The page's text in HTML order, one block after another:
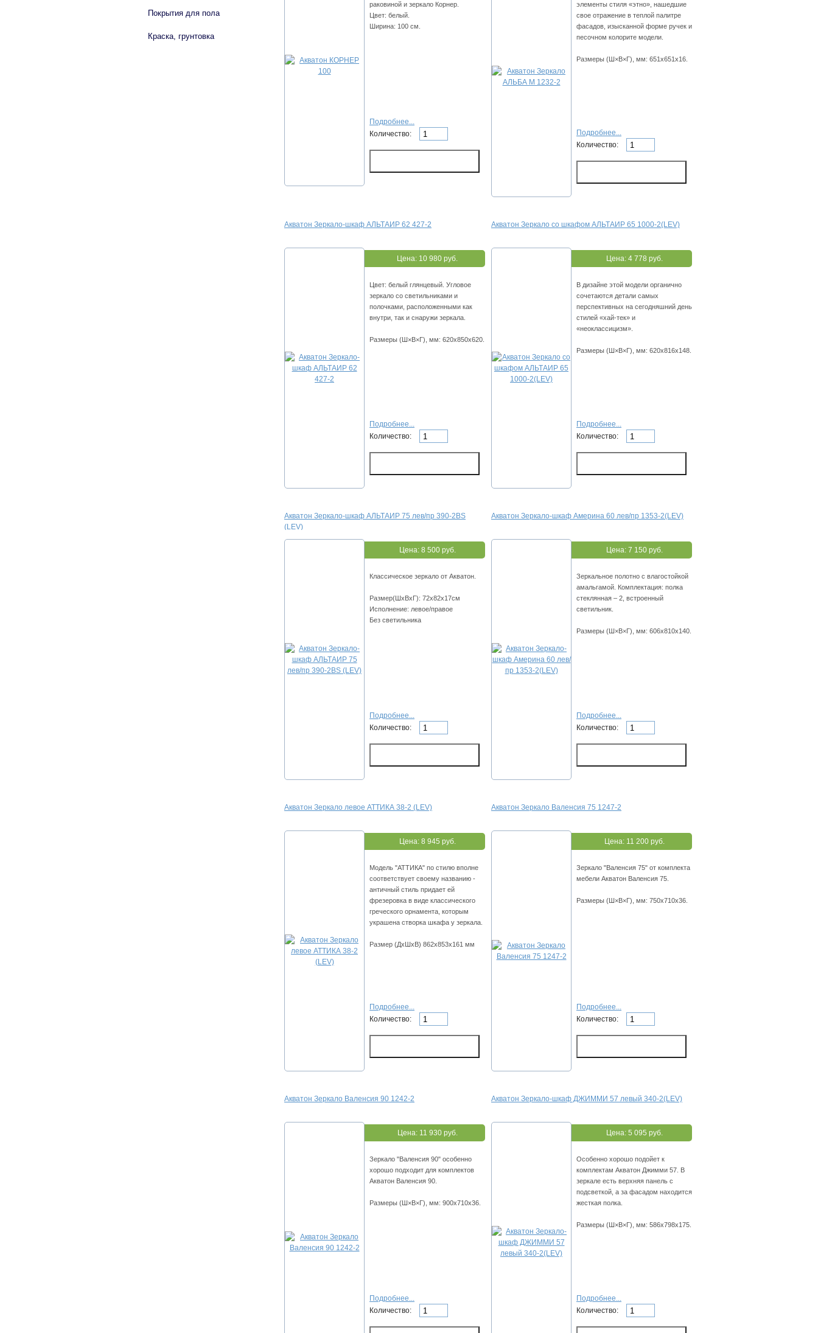
раковиной и зеркало Корнер.
Цвет: белый.
Ширина: 100 см.
Подробнее...
Количество:
элементы стиля «этно», нашедшие
свое отражение в теплой палитре
фасадов, изысканной форме ручек и
песочном колорите модели.
Размеры (Ш×В×Г), мм: 651x651x16.
Подробнее...
Количество:
Акватон Зеркало-шкаф АЛЬТАИР 62 427-2
Цена: 10 980 руб.
Цвет: белый глянцевый. Угловое
зеркало со светильниками и
полочками, расположенными как
внутри, так и снаружи зеркала.
Размеры (Ш×В×Г), мм: 620х850х620.
Подробнее...
Количество:
Акватон Зеркало со шкафом АЛЬТАИР 65 1000-2(LEV)
Цена: 4 778 руб.
В дизайне этой модели органично
сочетаются детали самых
перспективных на сегодняшний день
стилей «хай-тек» и
«неоклассицизм».
Размеры (Ш×В×Г), мм: 620х816х148.
Подробнее...
Количество:
Акватон Зеркало-шкаф АЛЬТАИР 75 лев/пр 390-2BS
(LEV)
Цена: 8 500 руб.
Классическое зеркало от Акватон.
Размер(ШхВхГ): 72х82х17см
Исполнение: левое/правое
Без светильника
Подробнее...
Количество:
Акватон Зеркало-шкаф Америна 60 лев/пр 1353-2(LEV)
Цена: 7 150 руб.
Зеркальное полотно с влагостойкой
амальгамой. Комплектация: полка
стеклянная – 2, встроенный
светильник.
Размеры (Ш×В×Г), мм: 606х810х140.
Подробнее...
Количество:
Акватон Зеркало левое АТТИКА 38-2 (LEV)
Цена: 8 945 руб.
Модель "АТТИКА" по стилю вполне
соответствует своему названию -
античный стиль придает ей
фрезеровка в виде классического
греческого орнамента, которым
украшена створка шкафа у зеркала.
Размер (ДхШхВ) 862х853х161 мм
Подробнее...
Количество:
Акватон Зеркало Валенсия 75 1247-2
Цена: 11 200 руб.
Зеркало "Валенсия 75" от комплекта
мебели Акватон Валенсия 75.
Размеры (Ш×В×Г), мм: 750х710х36.
Подробнее...
Количество:
Акватон Зеркало Валенсия 90 1242-2
Цена: 11 930 руб.
Зеркало "Валенсия 90" особенно
хорошо подходит для комплектов
Акватон Валенсия 90.
Размеры (Ш×В×Г), мм: 900x710x36.
Подробнее...
Количество:
Акватон Зеркало-шкаф ДЖИММИ 57 левый 340-2(LEV)
Цена: 5 095 руб.
Особенно хорошо подойет к
комплектам Акватон Джимми 57. В
зеркале есть верхняя панель с
подсветкой, а за фасадом находится
жесткая полка.
Размеры (Ш×В×Г), мм: 586х798х175.
Подробнее...
Количество:
Покрытия для пола
Краска, грунтовка